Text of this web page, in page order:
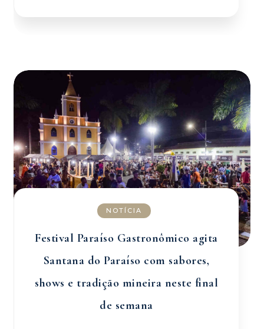
NOTÍCIA
Festival Paraíso Gastronômico agita
Santana do Paraíso com sabores,
shows e tradição mineira neste final
de semana